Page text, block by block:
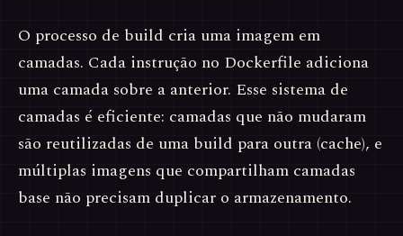
O processo de build cria uma imagem em
camadas. Cada instrução no Dockerfile adiciona
uma camada sobre a anterior. Esse sistema de
camadas é eficiente: camadas que não mudaram
são reutilizadas de uma build para outra (cache), e
múltiplas imagens que compartilham camadas
base não precisam duplicar o armazenamento.